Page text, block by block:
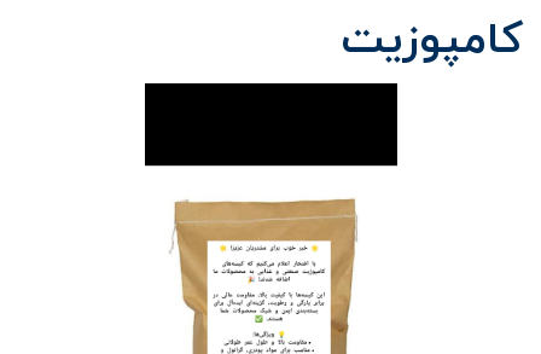
کامپوزیت